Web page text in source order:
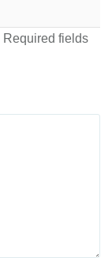
Required fields